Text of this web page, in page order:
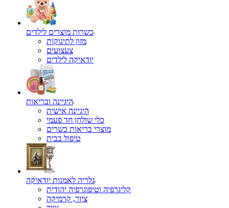
כשרות מוצרים לילדים
מזון לתינוקות
צעצועים
יודאיקה לילדים
היגיינה ובריאות
היגיינה אישית
כלי שולחן חד פעמי
מוצרי בריאות כשרים
טיפול בבית
גלריה לאמנות יודאיקה
קליגרפיה וטיפוגרפיה יהודית
ציור, קרמיקה